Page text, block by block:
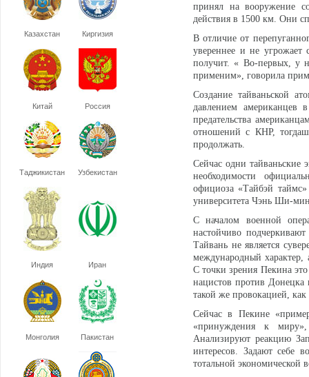
Казахстан Киргизия
Китай Россия
Таджикистан Узбекистан
Индия Иран
Монголия Пакистан
принял на вооружение
действия в 1500 км. Они
В отличие от
увереннее и не угрожает
получит. « Во-первых, у
применим», говорила
Создание тайваньской
давлением американцев
предательства
отношений с КНР,
продолжать.
Сейчас одни тайваньские
необходимости
официоза «Тайбэй
университета Чэнь Ши-
С началом военной
настойчиво
Тайвань не является
международный
С точки зрения Пекина
нацистов против Донецка
такой же провокацией, как
Сейчас в Пекине
«принуждения к
Анализируют реакцию
интересов. Задают себе
тотальной экономической